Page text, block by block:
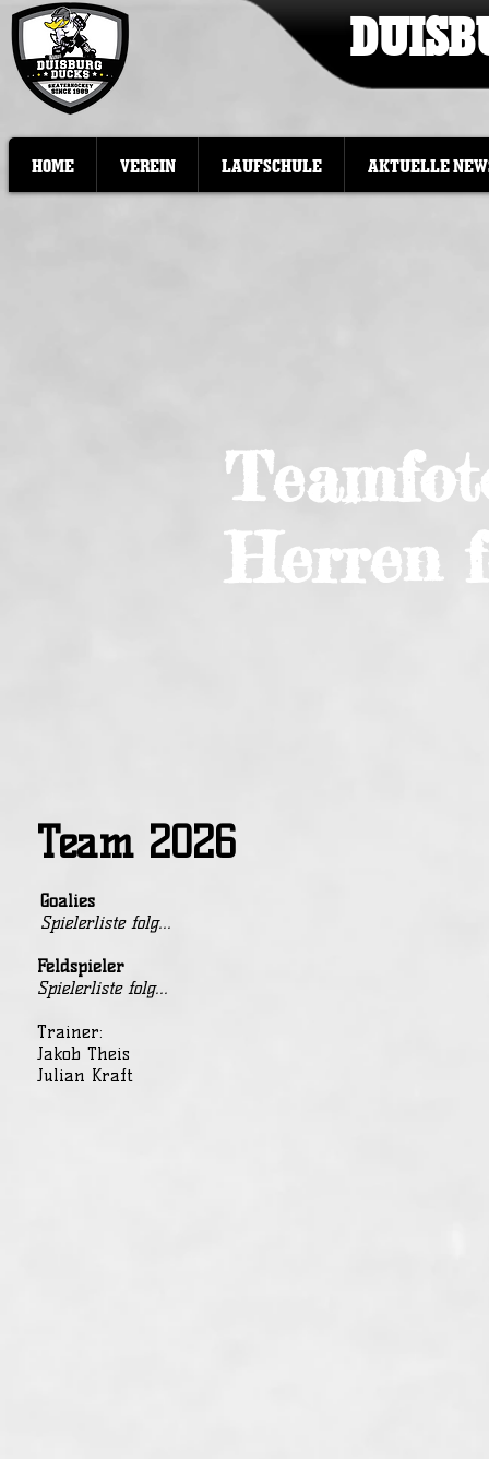
HOME VEREIN LAUFSCHULE AKTUELLE
Herren
Team 2026
Goalies
Spielerliste folg...
Feldspieler
Spielerliste folg...
Trainer:
Jakob Theis
Julian Kraft